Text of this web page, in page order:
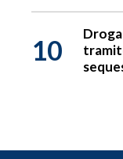
10
Droga